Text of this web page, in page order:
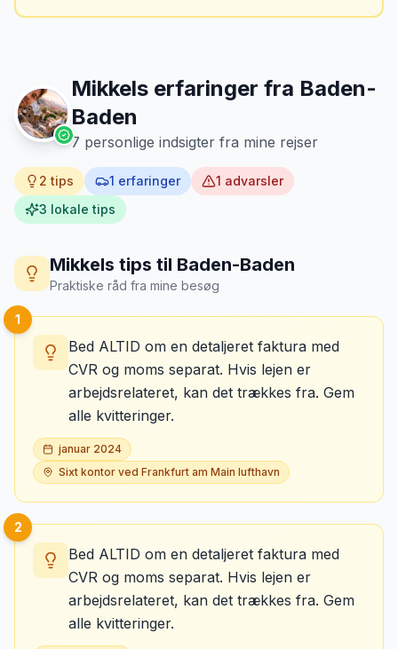
Mikkels erfaringer fra Baden-
Baden
7 personlige indsigter fra mine rejser
2 tips 1 erfaringer 1 advarsler
3 lokale tips
Mikkels tips til Baden-Baden
Praktiske råd fra mine besøg
1
Bed ALTID om en detaljeret faktura med
CVR og moms separat. Hvis lejen er
arbejdsrelateret, kan det trækkes fra. Gem
alle kvitteringer.
januar 2024
Sixt kontor ved Frankfurt am Main lufthavn
2
Bed ALTID om en detaljeret faktura med
CVR og moms separat. Hvis lejen er
arbejdsrelateret, kan det trækkes fra. Gem
alle kvitteringer.